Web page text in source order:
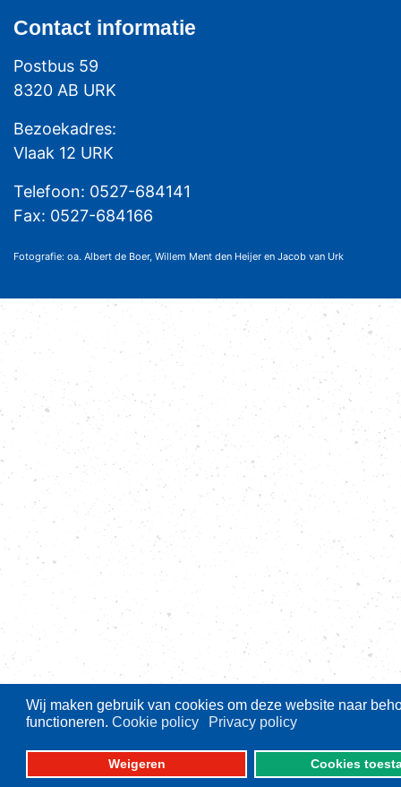
Wij maken gebruik van cookies om deze website naar
functioneren. Cookie policy Privacy policy
Weigeren Cookies
Contact informatie
Postbus 59
8320 AB URK
Bezoekadres:
Vlaak 12 URK
Telefoon: 0527-684141
Fax: 0527-684166
Fotografie: oa. Albert de Boer, Willem Ment den Heijer en Jacob van Urk